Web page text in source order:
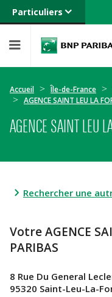
Particuliers
Banque privée
Entreprises
Accueil Île-de-France
AGENCE SAINT LEU LA
AGENCE SAINT LEU
Rechercher une
Votre AGENCE
PARIBAS
8 Rue Du General
95320 Saint-Leu-La-